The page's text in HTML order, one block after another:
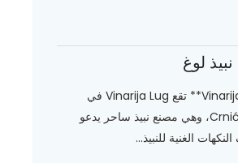
لوغ
**وصف Vinarija Lug** تقع Vinarija Lug في
القرية الخلابة Crnići، وهي مصنع نبيذ ساحر يدعو
الغنية للنبيذ...